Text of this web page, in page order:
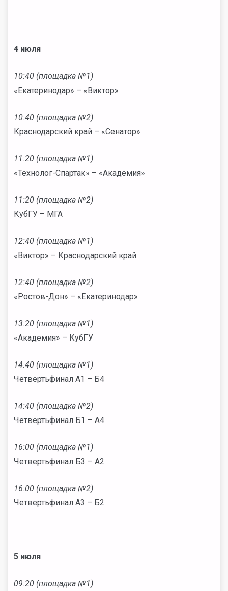
4 июля
10:40 (площадка №1)
«Екатеринодар» – «Виктор»
10:40 (площадка №2)
Краснодарский край – «Сенатор»
11:20 (площадка №1)
«Технолог-Спартак» – «Академия»
11:20 (площадка №2)
КубГУ – МГА
12:40 (площадка №1)
«Виктор» – Краснодарский край
12:40 (площадка №2)
«Ростов-Дон» – «Екатеринодар»
13:20 (площадка №1)
«Академия» – КубГУ
14:40 (площадка №1)
Четвертьфинал А1 – Б4
14:40 (площадка №2)
Четвертьфинал Б1 – А4
16:00 (площадка №1)
Четвертьфинал Б3 – А2
16:00 (площадка №2)
Четвертьфинал А3 – Б2
5 июля
09:20 (площадка №1)